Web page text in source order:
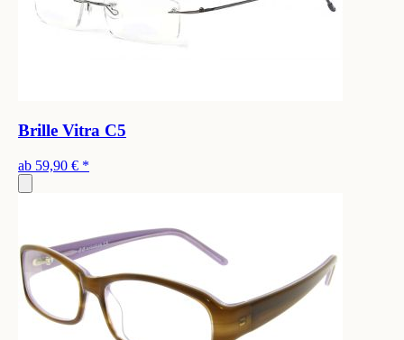
Brille Vitra C5
ab 59,90 € *